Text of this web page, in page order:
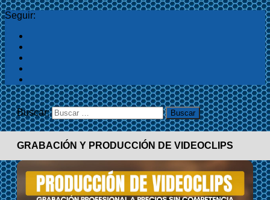
Seguir:
Buscar:
GRABACIÓN Y PRODUCCIÓN DE VIDEOCLIPS